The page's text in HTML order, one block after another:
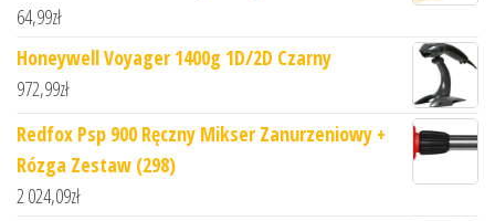
64,99zł
Honeywell Voyager 1400g 1D/2D Czarny
972,99zł
Redfox Psp 900 Ręczny Mikser Zanurzeniowy +
Rózga Zestaw (298)
2 024,09zł